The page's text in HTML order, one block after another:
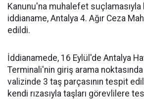
Kanunu'na muhalefet suçlamasıyla
iddianame, Antalya 4. Ağır Ceza
edildi.
İddianamede, 16 Eylül'de Antalya
Terminali'nin giriş arama
valizinde 3 taş parçasının tespit
kendi rızasıyla taşları görevlilere